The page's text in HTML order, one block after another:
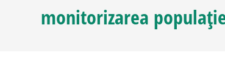
monitorizarea